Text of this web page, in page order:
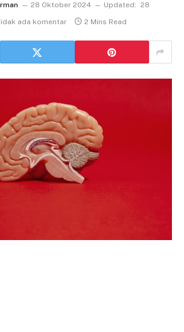
28 Oktober 2024 Updated: 28
ada komentar 2 Mins Read